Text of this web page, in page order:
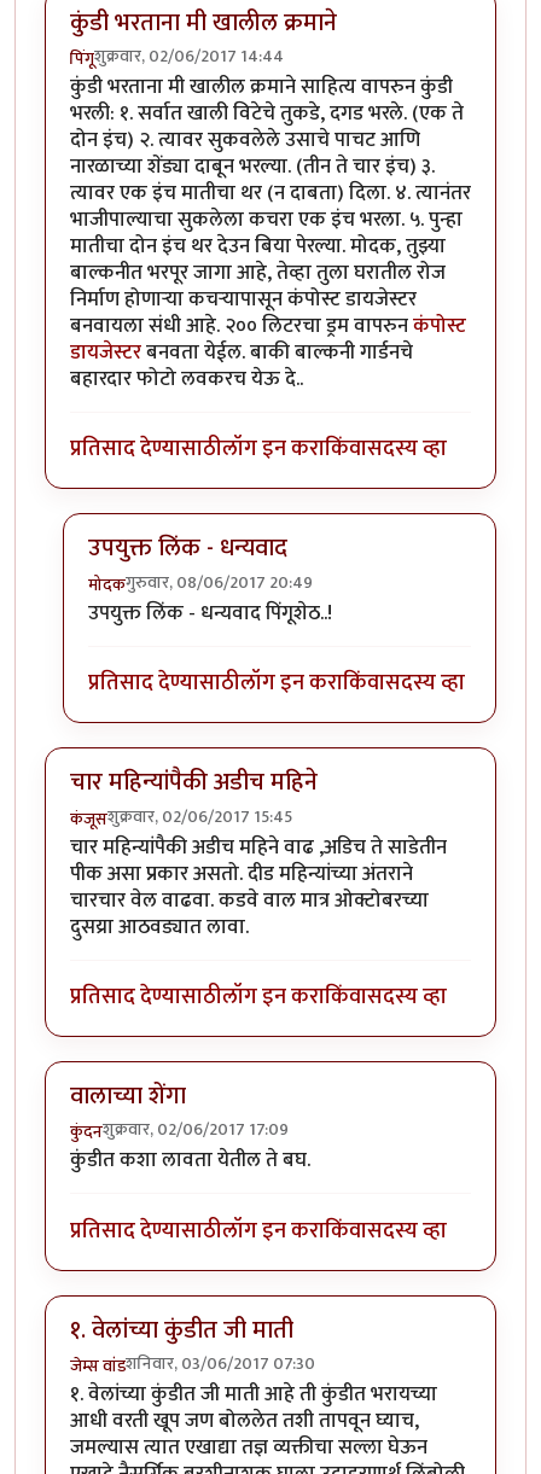
कुंडी भरताना मी खालील क्रमाने
पिंगूशुक्रवार, 02/06/2017 14:44
कुंडी भरताना मी खालील क्रमाने साहित्य वापरुन कुंडी
भरली: १. सर्वात खाली विटेचे तुकडे, दगड भरले. (एक ते
दोन इंच) २. त्यावर सुकवलेले उसाचे पाचट आणि
नारळाच्या शेंड्या दाबून भरल्या. (तीन ते चार इंच) ३.
त्यावर एक इंच मातीचा थर (न दाबता) दिला. ४. त्यानंतर
भाजीपाल्याचा सुकलेला कचरा एक इंच भरला. ५. पुन्हा
मातीचा दोन इंच थर देउन बिया पेरल्या. मोदक, तुझ्या
बाल्कनीत भरपूर जागा आहे, तेव्हा तुला घरातील रोज
निर्माण होणार्‍या कचर्‍यापासून कंपोस्ट डायजेस्टर
बनवायला संधी आहे. २०० लिटरचा ड्रम वापरुनकंपोस्ट
डायजेस्टरबनवता येईल. बाकी बाल्कनी गार्डनचे
बहारदार फोटो लवकरच येऊ दे..
प्रतिसाद देण्यासाठीलॉग इन कराकिंवासदस्य व्हा
उपयुक्त लिंक - धन्यवाद
मोदकगुरुवार, 08/06/2017 20:49
In reply toकुंडी भरताना मी खालील क्रमाने
उपयुक्त लिंक - धन्यवाद पिंगूशेठ..!
प्रतिसाद देण्यासाठीलॉग इन कराकिंवासदस्य व्हा
चार महिन्यांपैकी अडीच महिने
कंजूसशुक्रवार, 02/06/2017 15:45
चार महिन्यांपैकी अडीच महिने वाढ ,अडिच ते साडेतीन
पीक असा प्रकार असतो. दीड महिन्यांच्या अंतराने
चारचार वेल वाढवा. कडवे वाल मात्र ओक्टोबरच्या
दुसय्रा आठवड्यात लावा.
प्रतिसाद देण्यासाठीलॉग इन कराकिंवासदस्य व्हा
वालाच्या शेंगा
कुंदनशुक्रवार, 02/06/2017 17:09
कुंडीत कशा लावता येतील ते बघ.
प्रतिसाद देण्यासाठीलॉग इन कराकिंवासदस्य व्हा
१. वेलांच्या कुंडीत जी माती
जेम्स वांडशनिवार, 03/06/2017 07:30
१. वेलांच्या कुंडीत जी माती आहे ती कुंडीत भरायच्या
आधी वरती खूप जण बोललेत तशी तापवून घ्याच,
जमल्यास त्यात एखाद्या तज्ञ व्यक्तीचा सल्ला घेऊन